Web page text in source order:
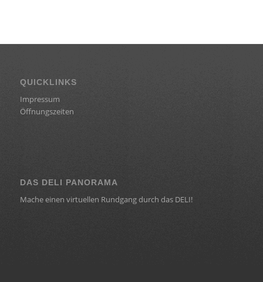
QUICKLINKS
Impressum
Öffnungszeiten
DAS DELI PANORAMA
Mache einen virtuellen Rundgang durch das DELI!